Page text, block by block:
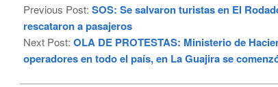
12-
19
Previous Post: SOS: Se salvaron turistas en El
rescataron a pasajeros
Next Post: OLA DE PROTESTAS: Ministerio de
operadores en todo el país, en La Guajira se